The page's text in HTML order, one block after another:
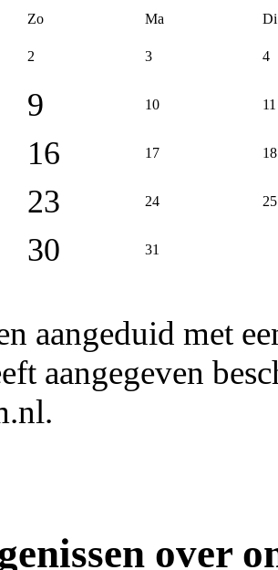
Zo Ma Di
2 3 4
9 10 11
16 17 18
23 24 25
30 31
aangeduid met
aangegeven
over